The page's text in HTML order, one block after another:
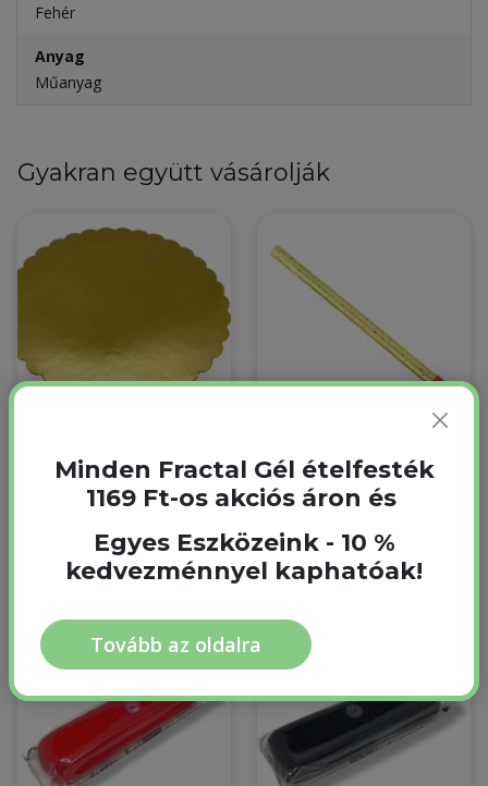
Fehér
Anyag
Műanyag
Gyakran együtt vásárolják
Prémium arany
Tortakarton 28 cm 1
380 Ft
Tűzijáték 12 cm 1 db
Raktáron
Minden Fractal Gél ételfesték
1169 Ft-os akciós áron és
Egyes Eszközeink - 10 %
kedvezménnyel kaphatóak!
Tovább az oldalra